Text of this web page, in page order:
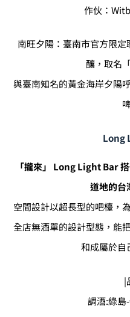
作伙：
南旺夕陽：臺南市官方限
釀，取名
與臺南知名的黃金海岸夕陽
Long
「攏來」 Long Light Bar
道地的台
空間設計以超長型的吧檯，
全店無酒單的設計型態，能
和成屬於自
|
調酒:綠島